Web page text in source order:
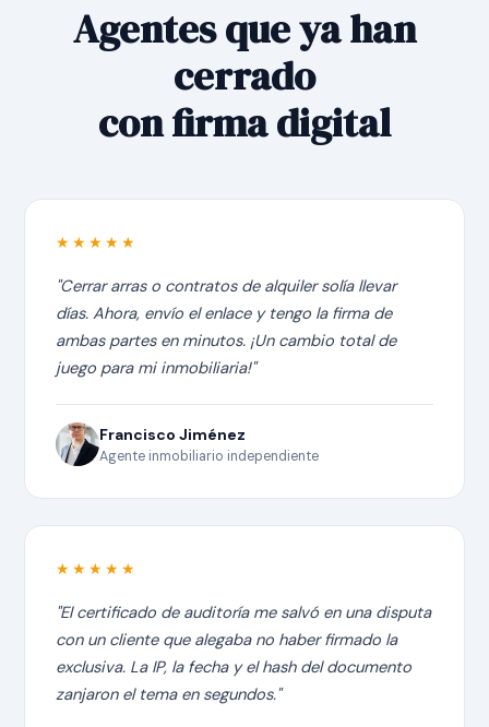
Agentes que ya han
cerrado
con firma digital
★★★★★
"Cerrar arras o contratos de alquiler solía llevar
días. Ahora, envío el enlace y tengo la firma de
ambas partes en minutos. ¡Un cambio total de
juego para mi inmobiliaria!"
Francisco Jiménez
Agente inmobiliario independiente
★★★★★
"El certificado de auditoría me salvó en una disputa
con un cliente que alegaba no haber firmado la
exclusiva. La IP, la fecha y el hash del documento
zanjaron el tema en segundos."